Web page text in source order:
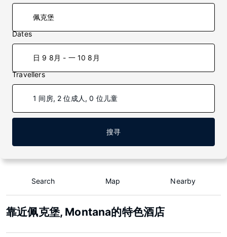
Dates
日 9 8月 - 一 10 8月
Travellers
1 间房, 2 位成人, 0 位儿童
搜寻
Search Map Nearby
靠近佩克堡, Montana的特色酒店